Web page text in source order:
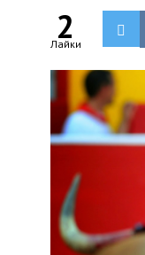
2
Лайки